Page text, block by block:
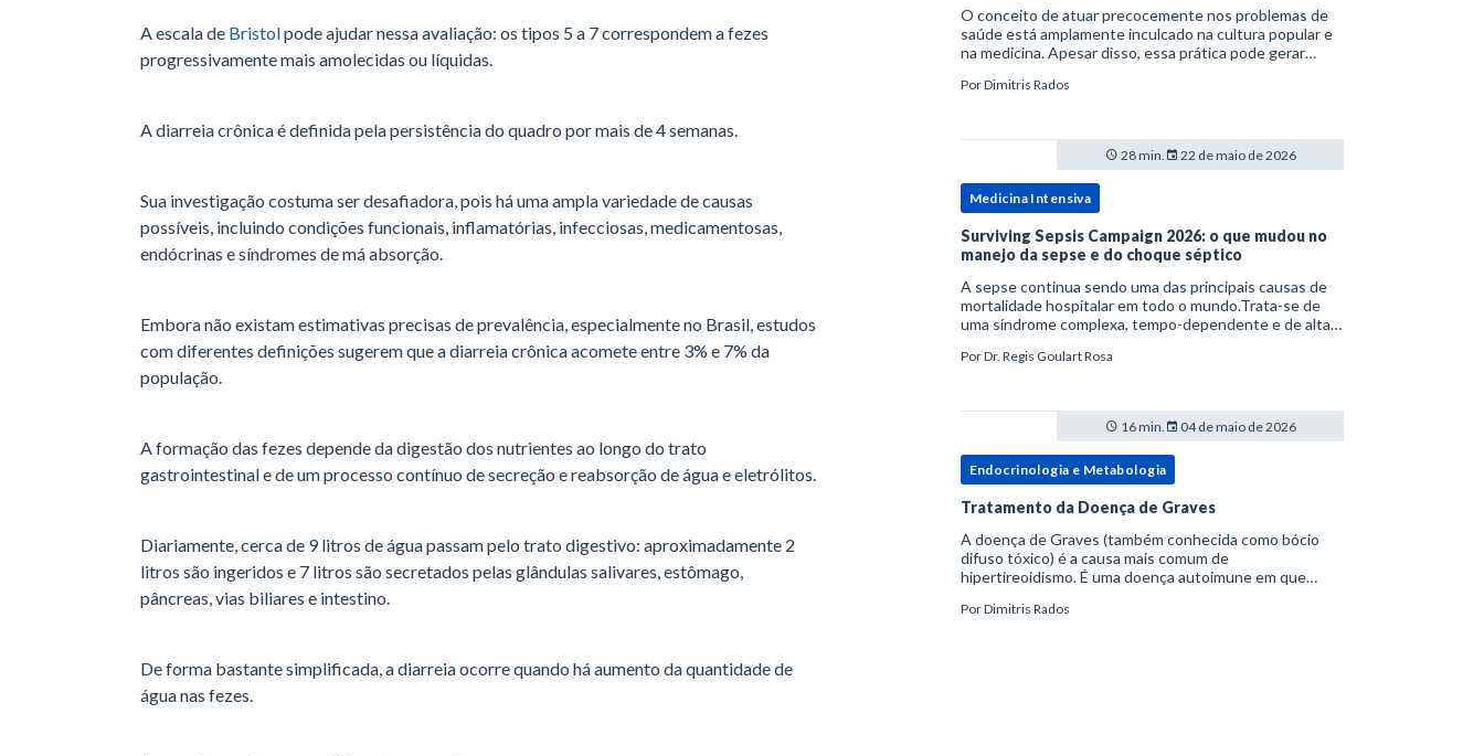
A escala de Bristolpode ajudar nessa avaliação: os tipos 5 a 7 correspondem a fezes
progressivamente mais amolecidas ou líquidas.
A diarreia crônica é definida pela persistência do quadro por mais de 4 semanas.
Sua investigação costuma ser desafiadora, pois há uma ampla variedade de causas
possíveis, incluindo condições funcionais, inflamatórias, infecciosas, medicamentosas,
endócrinas e síndromes de má absorção.
Embora não existam estimativas precisas de prevalência, especialmente no Brasil, estudos
com diferentes definições sugerem que a diarreia crônica acomete entre 3% e 7% da
população.
A formação das fezes depende da digestão dos nutrientes ao longo do trato
gastrointestinal e de um processo contínuo de secreção e reabsorção de água e eletrólitos.
Diariamente, cerca de 9 litros de água passam pelo trato digestivo: aproximadamente 2
litros são ingeridos e 7 litros são secretados pelas glândulas salivares, estômago,
pâncreas, vias biliares e intestino.
De forma bastante simplificada, a diarreia ocorre quando há aumento da quantidade de
água nas fezes.
O conceito de atuar precocemente nos problemas de
saúde está amplamente inculcado na cultura popular e
na medicina. Apesar disso, essa prática pode gerar
tratamentos podem advir de prevenção excessiva
PorDimitris Rados
28 min. 22 de maio de 2026
Medicina Intensiva
Surviving Sepsis Campaign 2026: o que mudou no
manejo da sepse e do choque séptico
A sepse continua sendo uma das principais causas de
mortalidade hospitalar em todo o mundo.Trata-se de
uma síndrome complexa, tempo-dependente e de alta
manejo estruturado são determinantes para o desfe
PorDr. Regis Goulart Rosa
16 min. 04 de maio de 2026
Endocrinologia e Metabologia
Tratamento da Doença de Graves
A doença de Graves (também conhecida como bócio
difuso tóxico) é a causa mais comum de
hipertireoidismo. É uma doença autoimune em que
hormonal e o crescimento da glândula.Além disso,
PorDimitris Rados